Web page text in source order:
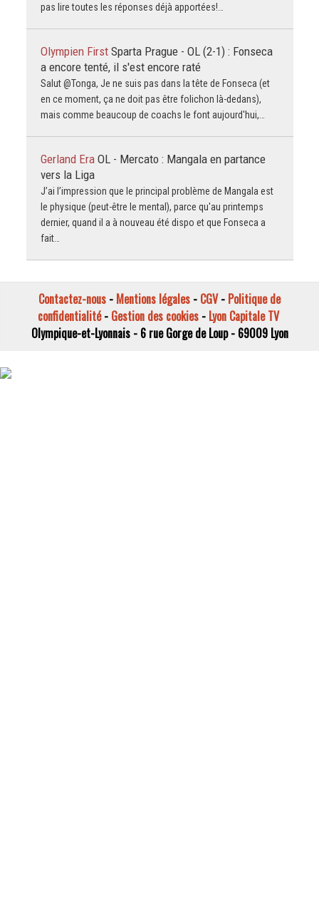
pas lire toutes les réponses déjà apportées!…
Olympien First Sparta Prague - OL (2-1) : Fonseca
a encore tenté, il s'est encore raté
Salut @Tonga, Je ne suis pas dans la tête de Fonseca (et
en ce moment, ça ne doit pas être folichon là-dedans),
mais comme beaucoup de coachs le font aujourd'hui,…
Gerland Era OL - Mercato : Mangala en partance
vers la Liga
J’ai l’impression que le principal problème de Mangala est
le physique (peut-être le mental), parce qu'au printemps
dernier, quand il a à nouveau été dispo et que Fonseca a
fait…
Contactez-nous - Mentions légales - CGV- Politique de
confidentialité- Gestion des cookies- Lyon Capitale TV
Olympique-et-Lyonnais - 6 rue Gorge de Loup - 69009 Lyon